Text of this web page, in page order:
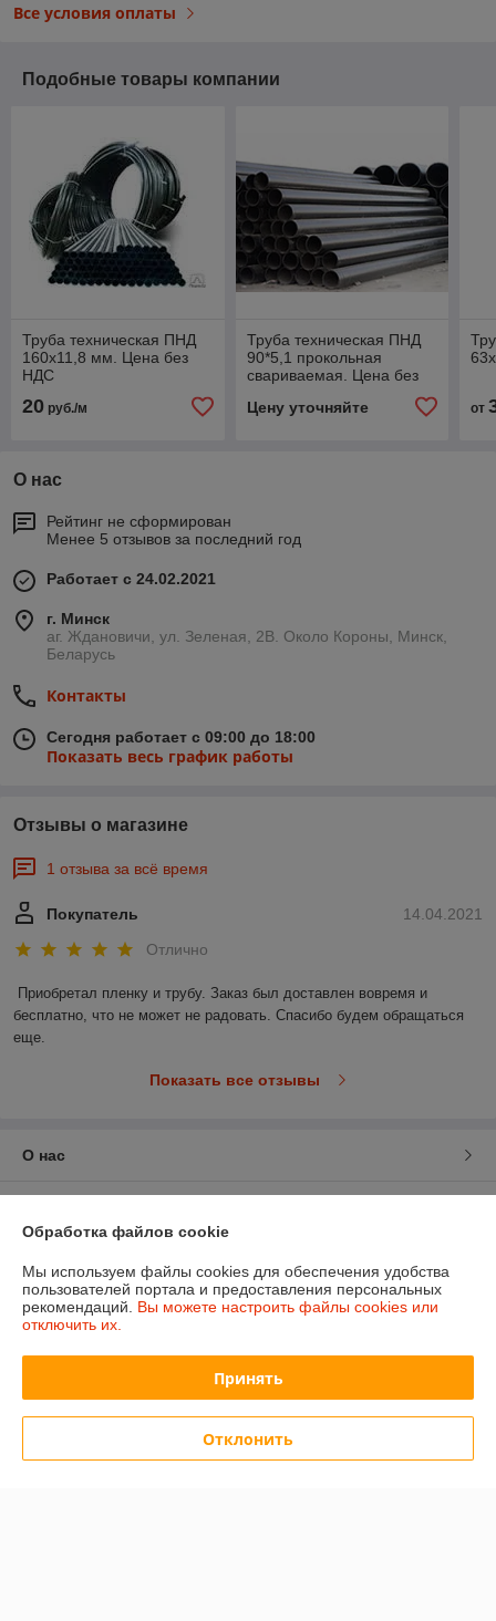
Все условия оплаты
Подобные товары компании
Труба техническая ПНД
160х11,8 мм. Цена без
НДС
20 руб./м
Труба техническая ПНД
90*5,1 прокольная
свариваемая. Цена без
Цену уточняйте
от
О нас
Рейтинг не сформирован
Менее 5 отзывов за последний год
Работает с 24.02.2021
г. Минск
аг. Ждановичи, ул. Зеленая, 2В. Около Короны, Минск,
Беларусь
Контакты
Сегодня работает с 09:00 до 18:00
Показать весь график работы
Отзывы о магазине
1 отзыва за всё время
14.04.2021
Покупатель
Отлично
Приобретал пленку и трубу. Заказ был доставлен вовремя и
бесплатно, что не может не радовать. Спасибо будем обращаться
еще.
Показать все отзывы
О нас
График работы
Полная версия сайта
Политика обработки cookies
Обработка файлов cookie
Мы используем файлы cookies для обеспечения удобства
пользователей портала и предоставления персональных
рекомендаций. Вы можете настроить файлы cookies или
отключить их.
Принять
Отклонить